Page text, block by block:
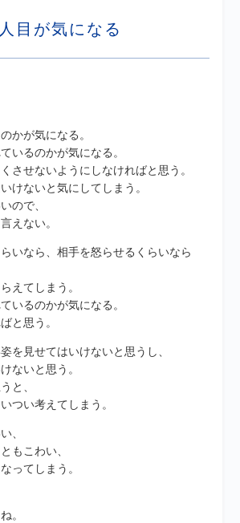
人目が気になる
かが気になる。
いるのかが気になる。
させないようにしなければと思う。
けないと気にしてしまう。
ので、
えない。
いなら、相手を怒らせるくらいなら
えてしまう。
いるのかが気になる。
と思う。
を見せてはいけないと思うし、
ないと思う。
と、
つい考えてしまう。
、
もこわい、
ってしまう。
。